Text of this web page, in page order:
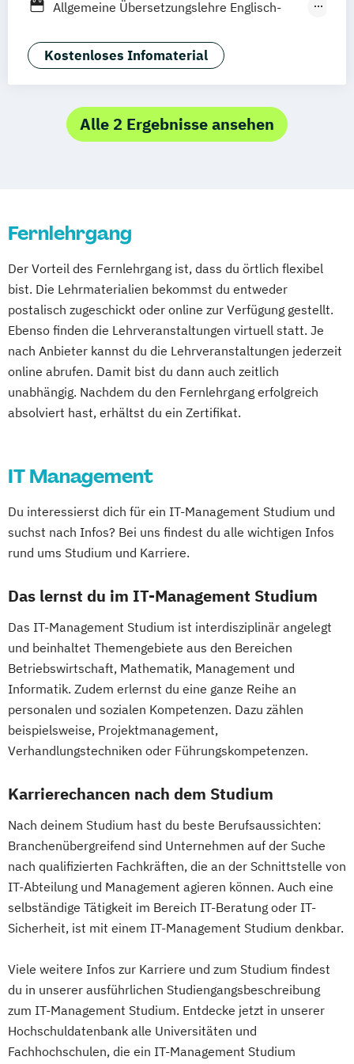
Elektrische und hybride Antriebe
Elektrotechnik
Energiespeichertechnik
Energieverfahrenstechnik
Game Development
Industriedesign
Informatik
Ingenieurpsychologie
Innovations- und Technologiemanagement
Kommunikationsdesign
Kunststofftechnik
Lebensmittelverfahrenstechnik
Mathematik für Studierende
wirtschaftswissenschaftlicher Fächer
Medizintechnik
Nachhaltiges Design
Nationale und internationale Zertifizierung
und Produktkennzeichnung
Professional Software Engineering
Prozesssimulation in der
Regenerative Energietechnik
Technische Betriebswirtschaft
Technische Informatik
Wasserstofftechnologien
Wirtschaftsinformatik
Wirtschaftsingenieurwesen
Baumanagement
Wirtschaftsingenieurwesen Erneuerbare
Energien
Wirtschaftsingenieurwesen Produktion
Wirtschaftsingenieurwesen für Ingenieure
Allgemeine Übersetzungslehre Englisch-
Anwendungsspezialist*in Digital Innovation
and Business Modelling
Management
Betriebspsychologie kompakt
Betriebswirtschaftslehre kompakt
Business correspondence
Datenbanken kompakt
Digital Business Manager*in
Digital Human Resource Manager*in
Digital Marketing Manager*in
Digital Transformation
Energie- und Umwelttechnik
Englisch Sprachkurs A2
Englisch Sprachkurs B1
Englisch Sprachkurs B2
English for Professional Purposes B1
English for Professional Purposes B2
English for Professional Purposes C1
English for Professional Purposes C2
Expert*in Big Data Management
Expert*in Business Intelligence
Expert*in Digital Leadership
Expert*in für Digitalisierung in der
Expert*in für Nachhaltigkeit und
Veränderungsprozesse
Finance and Accounting Manager*in
Französisch Sprachkurs A1
Französisch Sprachkurs A2
Französisch Sprachkurs B1
Französisch Sprachkurs B2
Französisch Sprachkurs C2
Geprüfte*r Bilanzbuchhalter*in (IHK) -
Bachelor Professional in Bilanzbuchhaltung
Kostenloses Infomaterial
Alle 2 Ergebnisse ansehen
Fernlehrgang
Der Vorteil des Fernlehrgang ist, dass du örtlich flexibel
bist. Die Lehrmaterialien bekommst du entweder
postalisch zugeschickt oder online zur Verfügung gestellt.
Ebenso finden die Lehrveranstaltungen virtuell statt. Je
nach Anbieter kannst du die Lehrveranstaltungen jederzeit
online abrufen. Damit bist du dann auch zeitlich
unabhängig. Nachdem du den Fernlehrgang erfolgreich
absolviert hast, erhältst du ein Zertifikat.
IT Management
Du interessierst dich für ein IT-Management Studium und
suchst nach Infos? Bei uns findest du alle wichtigen Infos
rund ums Studium und Karriere.
Das lernst du im IT-Management Studium
Das IT-Management Studium ist interdisziplinär angelegt
und beinhaltet Themengebiete aus den Bereichen
Betriebswirtschaft, Mathematik, Management und
Informatik. Zudem erlernst du eine ganze Reihe an
personalen und sozialen Kompetenzen. Dazu zählen
beispielsweise, Projektmanagement,
Verhandlungstechniken oder Führungskompetenzen.
Karrierechancen nach dem Studium
Nach deinem Studium hast du beste Berufsaussichten:
Branchenübergreifend sind Unternehmen auf der Suche
nach qualifizierten Fachkräften, die an der Schnittstelle von
IT-Abteilung und Management agieren können. Auch eine
selbständige Tätigkeit im Bereich IT-Beratung oder IT-
Sicherheit, ist mit einem IT-Management Studium denkbar.
Viele weitere Infos zur Karriere und zum Studium findest
du in unserer ausführlichen Studiengangsbeschreibung
zum IT-Management Studium. Entdecke jetzt in unserer
Hochschuldatenbank alle Universitäten und
Fachhochschulen, die ein IT-Management Studium